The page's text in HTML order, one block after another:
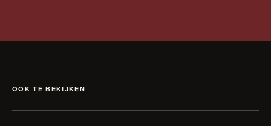
OOK TE BEKIJKEN